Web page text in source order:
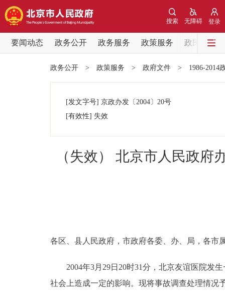
登录
无障碍
搜索
要闻动态 政务公开 政务服务 政策服务
政民互动
党中央精神
政务公开
政务服务
政务公开 > 政策服务 > 政府文件 > 1986-2014
[发文字号] 京政办发 〔2004〕 20号
[有效性] 失效
（失效） 北京市人民政府
各区、县人民政府，市政府各委、办、局，各市
2004年3月29日20时31分，北京友谊医院发生
社会上造成一定的影响。现将事故调查处理情况